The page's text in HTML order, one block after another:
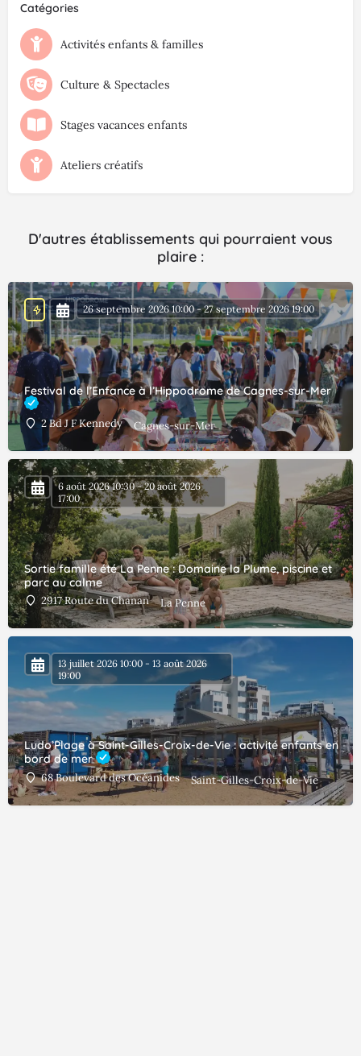
Catégories
Activités enfants & familles
Culture & Spectacles
Stages vacances enfants
Ateliers créatifs
D'autres établissements qui pourraient vous
plaire :
Festival de l’Enfance à l’Hippodrome de Cagnes-sur-Mer
2 Bd J F Kennedy Cagnes-sur-Mer
26 septembre 2026 10:00 - 27 septembre 2026 19:00
Sortie famille été La Penne : Domaine la Plume, piscine et
parc au calme
2917 Route du Chanan La Penne
6 août 2026 10:30 - 20 août 2026
17:00
Ludo’Plage à Saint-Gilles-Croix-de-Vie : activité enfants en
bord de mer
68 Boulevard des Océanides Saint-Gilles-Croix-de-Vie
13 juillet 2026 10:00 - 13 août 2026
19:00